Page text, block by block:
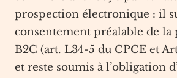
prospection électronique : il
consentement préalable de la
B2C (art. L34-5 du CPCE et
et reste soumis à l’obligation